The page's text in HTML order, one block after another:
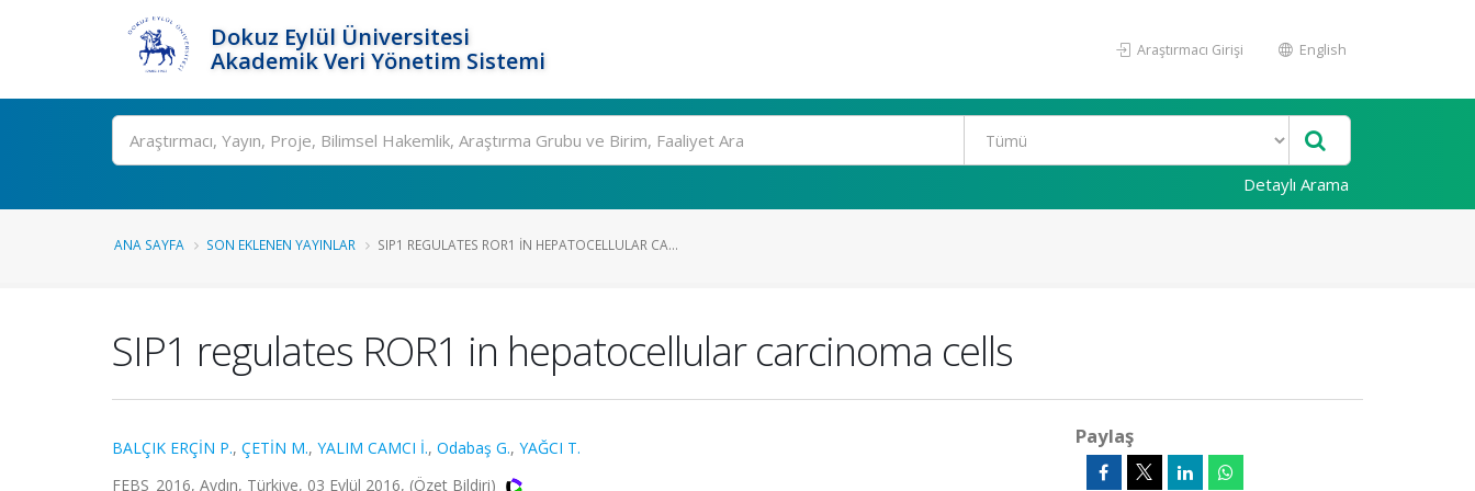
Dokuz Eylül Üniversitesi
Akademik Veri Yönetim Sistemi
Araştırmacı Girişi English
Ara
Detaylı Arama
ANA SAYFA SON EKLENEN YAYINLAR SIP1 REGULATES ROR1 IN HEPATOCELLULAR CA...
SIP1 regulates ROR1 in hepatocellular carcinoma cells
BALÇIK ERÇİN P., ÇETİN M., YALIM CAMCI İ., Odabaş G., YAĞCI T.
FEBS_2016, Aydın, Türkiye, 03 Eylül 2016, (Özet Bildiri)
Paylaş